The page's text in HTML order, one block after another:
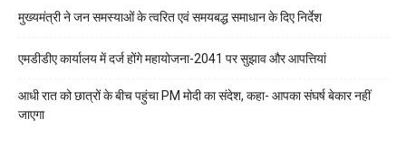
मुख्यमंत्री ने जन समस्याओं के त्वरित एवं समयबद्ध समाधान के दिए निर्देश
एमडीडीए कार्यालय में दर्ज होंगे महायोजना-2041 पर सुझाव और आपत्तियां
आधी रात को छात्रों के बीच पहुंचा PM मोदी का संदेश, कहा- आपका संघर्ष बेकार नहीं
जाएगा